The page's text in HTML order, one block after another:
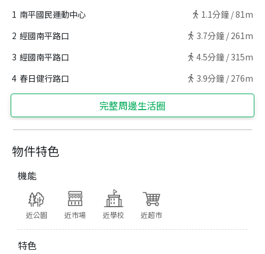
物件特色
機能
近公園 近市場 近學校 近超市
特色
1 南平國民運動中心 1.1分鐘 /81m
2 經國南平路口 3.7分鐘 / 261m
3 經國南平路口 4.5分鐘 / 315m
4 春日健行路口 3.9分鐘 / 276m
完整周邊生活圈